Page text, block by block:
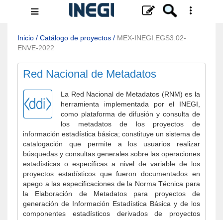
Menú
navegación
Inicio / Catálogo de proyectos / MEX-INEGI.EGS3.02-
ENVE-2022
Red Nacional de Metadatos
La Red Nacional de Metadatos (RNM) es la
herramienta implementada por el INEGI,
como plataforma de difusión y consulta de
los metadatos de los proyectos de
información estadística básica; constituye un sistema de
catalogación que permite a los usuarios realizar
búsquedas y consultas generales sobre las operaciones
estadísticas o específicas a nivel de variable de los
proyectos estadísticos que fueron documentados en
apego a las especificaciones de la Norma Técnica para
la Elaboración de Metadatos para proyectos de
generación de Información Estadística Básica y de los
componentes estadísticos derivados de proyectos